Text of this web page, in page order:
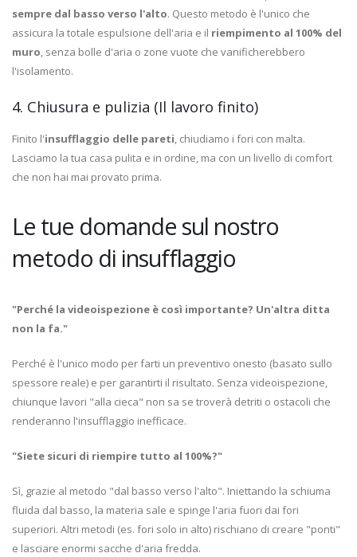
sempre dal basso verso l'alto. Questo metodo è l'unico che
assicura la totale espulsione dell'aria e il riempimento al 100% del
muro, senza bolle d'aria o zone vuote che vanificherebbero
l'isolamento.
4. Chiusura e pulizia (Il lavoro finito)
Finito l'insufflaggio delle pareti, chiudiamo i fori con malta.
Lasciamo la tua casa pulita e in ordine, ma con un livello di comfort
che non hai mai provato prima.
Le tue domande sul nostro
metodo di insufflaggio
"Perché la videoispezione è così importante? Un'altra ditta
non la fa."
Perché è l'unico modo per farti un preventivo onesto (basato sullo
spessore reale) e per garantirti il risultato. Senza videoispezione,
chiunque lavori "alla cieca" non sa se troverà detriti o ostacoli che
renderanno l'insufflaggio inefficace.
"Siete sicuri di riempire tutto al 100%?"
Sì, grazie al metodo "dal basso verso l'alto". Iniettando la schiuma
fluida dal basso, la materia sale e spinge l'aria fuori dai fori
superiori. Altri metodi (es. fori solo in alto) rischiano di creare "ponti"
e lasciare enormi sacche d'aria fredda.